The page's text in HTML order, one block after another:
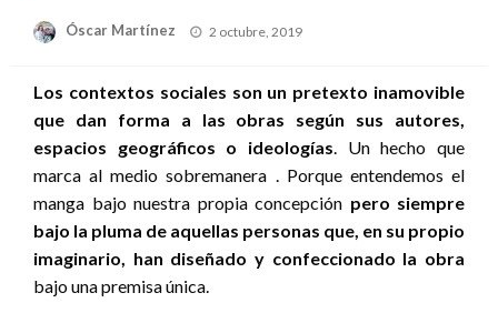
Óscar Martínez
Publicado
2 octubre, 2019
Los contextos sociales son un pretexto inamovible
que dan forma a las obras según sus autores,
espacios geográficos o ideologías. Un hecho que
marca al medio sobremanera . Porque entendemos el
manga bajo nuestra propia concepción pero siempre
bajo la pluma de aquellas personas que, en su propio
imaginario, han diseñado y confeccionado la obra
bajo una premisa única.